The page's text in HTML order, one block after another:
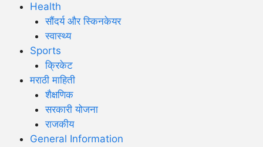
Health
सौंदर्य और स्किनकेयर
स्वास्थ्य
Sports
क्रिकेट
मराठी माहिती
शैक्षणिक
सरकारी योजना
राजकीय
General Information